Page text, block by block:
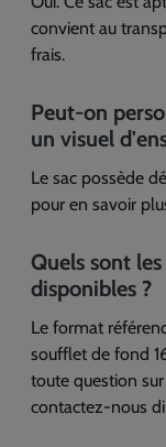
convient au
frais.
Peut-on
un visuel
Le sac possède
pour en savoir
Quels sont
disponibles ?
Le format
soufflet de fond
toute question
contactez-nous